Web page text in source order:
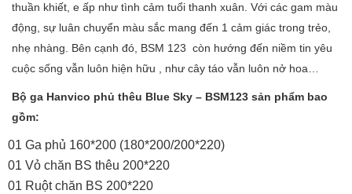
thuần khiết, e ấp như tình cảm tuổi thanh xuân. Với các gam màu
động, sự luân chuyển màu sắc mang đến 1 cảm giác trong trẻo,
nhẹ nhàng. Bên cạnh đó, BSM 123 còn hướng đến niềm tin yêu
cuộc sống vẫn luôn hiện hữu , như cây táo vẫn luôn nở hoa…
Bộ ga Hanvico phủ thêu Blue Sky – BSM123 sản phẩm bao
gồm:
01 Ga phủ 160*200 (180*200/200*220)
01 Vỏ chăn BS thêu 200*220
01 Ruột chăn BS 200*220